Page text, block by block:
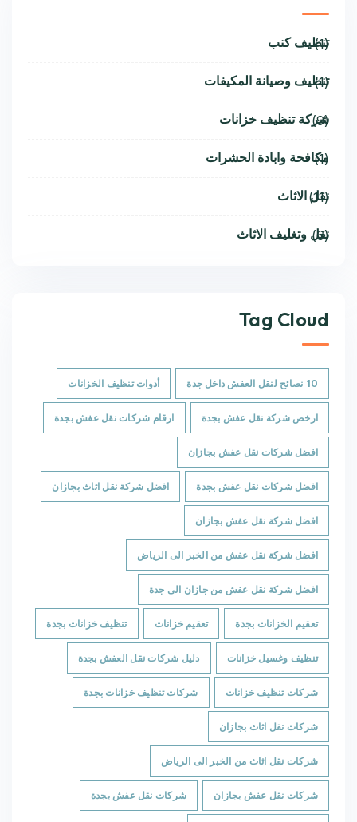
تنظيف كنب
(1)
تنظيف وصيانة المكيفات
(1)
شركة تنظيف خزانات
(9)
مكافحة وابادة الحشرات
(1)
نقل الاثاث
(11)
نقل وتغليف الاثاث
(6)
Tag Cloud
10 نصائح لنقل العفش داخل جدة أدوات تنظيف الخزانات
ارخص شركة نقل عفش بجدة ارقام شركات نقل عفش بجدة
افضل شركات نقل عفش بجازان
افضل شركات نقل عفش بجدة افضل شركة نقل اثاث بجازان
افضل شركة نقل عفش بجازان
افضل شركة نقل عفش من الخبر الى الرياض
افضل شركة نقل عفش من جازان الى جدة
تعقيم الخزانات بجدة تعقيم خزانات تنظيف خزانات بجدة
تنظيف وغسيل خزانات دليل شركات نقل العفش بجدة
شركات تنظيف خزانات شركات تنظيف خزانات بجدة
شركات نقل اثاث بجازان
شركات نقل اثاث من الخبر الى الرياض
شركات نقل عفش بجازان شركات نقل عفش بجدة